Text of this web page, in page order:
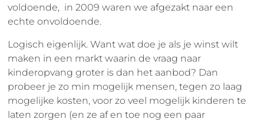
voldoende, in 2009 waren we afgezakt naar een
echte onvoldoende.
Logisch eigenlijk. Want wat doe je als je winst wilt
maken in een markt waarin de vraag naar
kinderopvang groter is dan het aanbod? Dan
probeer je zo min mogelijk mensen, tegen zo laag
mogelijke kosten, voor zo veel mogelijk kinderen te
laten zorgen (en ze af en toe nog een paar